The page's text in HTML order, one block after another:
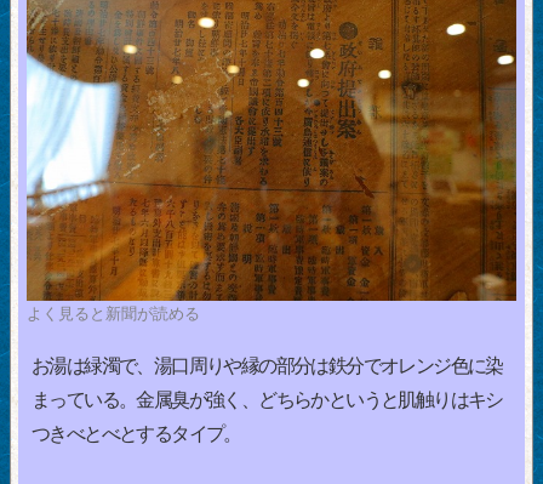
よく見ると新聞が読める
お湯は緑濁で、湯口周りや縁の部分は鉄分でオレンジ色に染
まっている。金属臭が強く、どちらかというと肌触りはキシ
つきべとべとするタイプ。